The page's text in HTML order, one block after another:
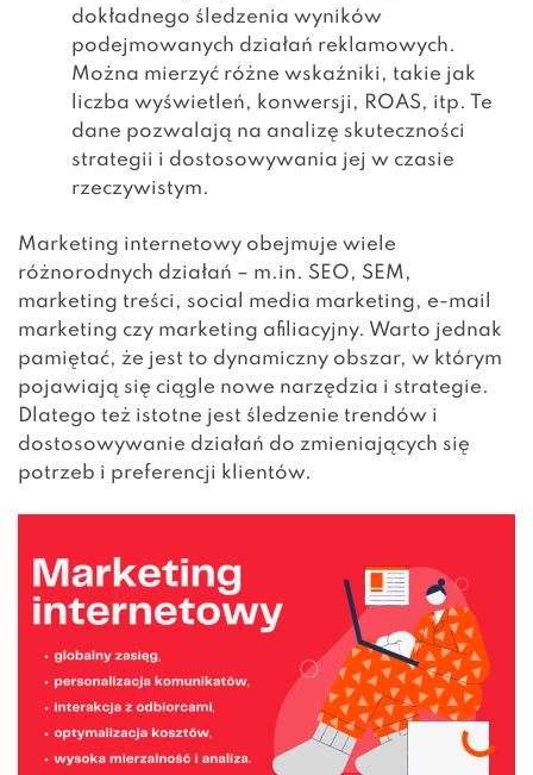
dokładnego śledzenia wyników
podejmowanych działań reklamowych.
Można mierzyć różne wskaźniki , takie jak
liczba wyświetleń, konwersji , ROAS, itp. Te
dane pozwalają na analizę skuteczności
strategii i dostosowywania jej w czasie
rzeczywistym.
Marketing internetowy obejmuje wiele
różnorodnych działań – m.in. SEO, SEM,
marketing treści, social media marketing, e-mail
marketing czy marketing afiliacyjny. Warto jednak
pamiętać, że jest to dynamiczny obszar, w którym
pojawiają się ciągle nowe narzędzia i strategie.
Dlatego też istotne jest śledzenie trendów i
dostosowywanie działań do zmieniających się
potrzeb i preferencji klientów.